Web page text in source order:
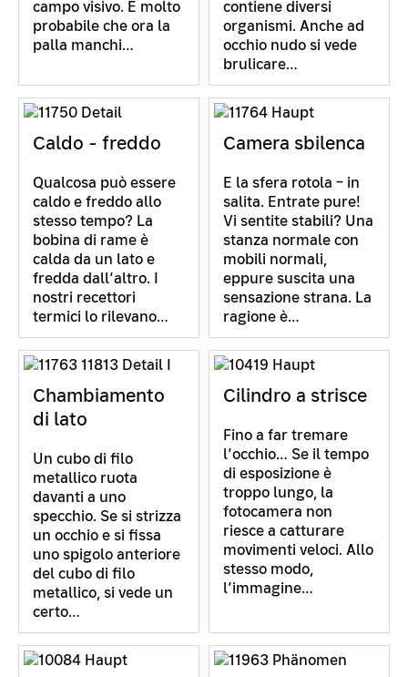
campo visivo. È molto
probabile che ora la
palla manchi…
contiene diversi
organismi. Anche ad
occhio nudo si vede
brulicare…
Caldo - freddo
Qualcosa può essere
caldo e freddo allo
stesso tempo? La
bobina di rame è
calda da un lato e
fredda dall’altro. I
nostri recettori
termici lo rilevano…
Camera sbilenca
E la sfera rotola – in
salita. Entrate pure!
Vi sentite stabili? Una
stanza normale con
mobili normali,
eppure suscita una
sensazione strana. La
ragione è…
Chambiamento
di lato
Un cubo di filo
metallico ruota
davanti a uno
specchio. Se si strizza
un occhio e si fissa
uno spigolo anteriore
del cubo di filo
metallico, si vede un
certo…
Cilindro a strisce
Fino a far tremare
l’occhio… Se il tempo
di esposizione è
troppo lungo, la
fotocamera non
riesce a catturare
movimenti veloci. Allo
stesso modo,
l’immagine…